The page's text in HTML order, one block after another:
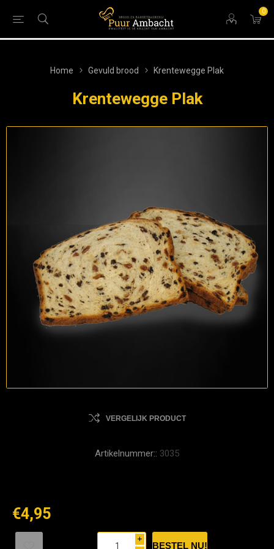
0
Home Gevuld brood Krentewegge Plak
Krentewegge Plak
VERGELIJK PRODUCT
Artikelnummer:: 3035
€4,95
i